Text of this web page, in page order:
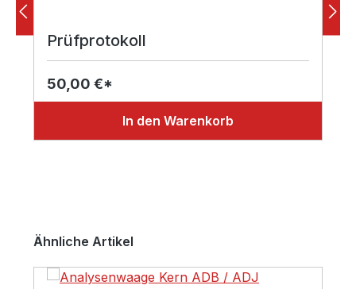
Prüfprotokoll
50,00 €*
In den Warenkorb
Produktgalerie überspringen
Ähnliche Artikel